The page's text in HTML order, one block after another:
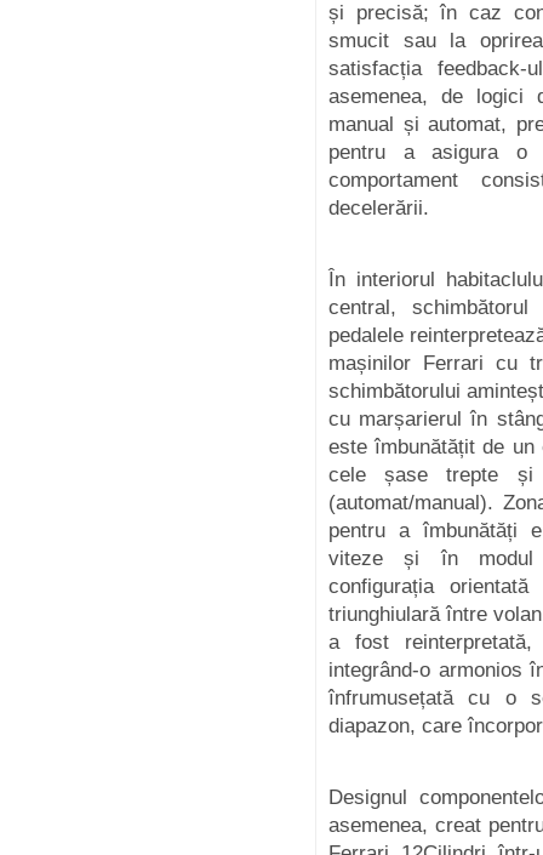
și precisă; în caz
smucit sau la
satisfacția
asemenea, de logici
manual și automat,
pentru a asigura o
comportament
decelerării.
În interiorul
central,
pedalele
mașinilor Ferrari cu
schimbătorului
cu marșarierul în
este îmbunătățit de
cele șase trepte și
(automat/manual).
pentru a îmbunătăți
viteze și în modul
configurația
triunghiulară între
a fost reinterpretată,
integrând-o armonios
înfrumusețată cu o
diapazon, care
Designul
asemenea, creat